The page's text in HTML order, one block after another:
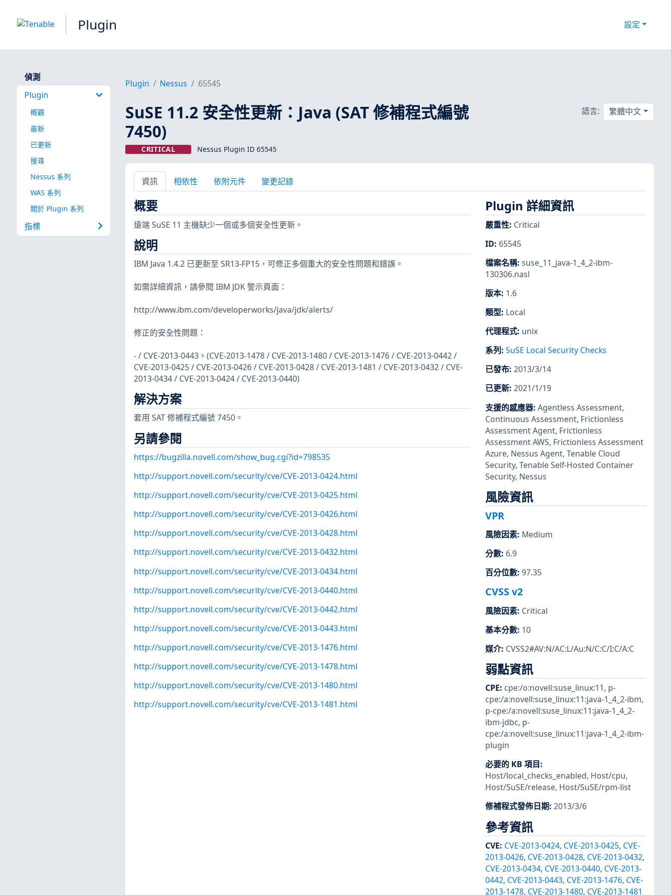
Plugin 設定
偵測
Plugin
概觀
最新
已更新
搜尋
Nessus 系列
WAS 系列
關於 Plugin 系列
指標
Plugin Nessus 65545
SuSE 11.2 安全性更新：Java (SAT 修補程式編號
7450)
CRITICAL Nessus Plugin ID 65545
語言: 繁體中文
資訊 相依性 依附元件 變更記錄
概要
遠端 SuSE 11 主機缺少一個或多個安全性更新。
說明
IBM Java 1.4.2 已更新至 SR13-FP15，可修正多個重大的安全性問題和錯誤。
如需詳細資訊，請參閱 IBM JDK 警示頁面：
http://www.ibm.com/developerworks/java/jdk/alerts/
修正的安全性問題：
- / CVE-2013-0443。(CVE-2013-1478 / CVE-2013-1480 / CVE-2013-1476 / CVE-2013-0442 /
CVE-2013-0425 / CVE-2013-0426 / CVE-2013-0428 / CVE-2013-1481 / CVE-2013-0432 / CVE-
2013-0434 / CVE-2013-0424 / CVE-2013-0440)
解決方案
套用 SAT 修補程式編號 7450。
另請參閱
https://bugzilla.novell.com/show_bug.cgi?id=798535
http://support.novell.com/security/cve/CVE-2013-0424.html
http://support.novell.com/security/cve/CVE-2013-0425.html
http://support.novell.com/security/cve/CVE-2013-0426.html
http://support.novell.com/security/cve/CVE-2013-0428.html
http://support.novell.com/security/cve/CVE-2013-0432.html
http://support.novell.com/security/cve/CVE-2013-0434.html
http://support.novell.com/security/cve/CVE-2013-0440.html
http://support.novell.com/security/cve/CVE-2013-0442.html
http://support.novell.com/security/cve/CVE-2013-0443.html
http://support.novell.com/security/cve/CVE-2013-1476.html
http://support.novell.com/security/cve/CVE-2013-1478.html
http://support.novell.com/security/cve/CVE-2013-1480.html
http://support.novell.com/security/cve/CVE-2013-1481.html
Plugin 詳細資訊
嚴重性: Critical
ID: 65545
檔案名稱: suse_11_java-1_4_2-ibm-
130306.nasl
版本: 1.6
類型: Local
代理程式: unix
系列 : SuSE Local Security Checks
已發布: 2013/3/14
已更新: 2021/1/19
支援的感應器: Agentless Assessment,
Continuous Assessment, Frictionless
Assessment Agent, Frictionless
Assessment AWS, Frictionless Assessment
Azure, Nessus Agent, Tenable Cloud
Security, Tenable Self-Hosted Container
Security, Nessus
風險資訊
VPR
風險因素: Medium
分數: 6.9
百分位數: 97.35
CVSS v2
風險因素: Critical
基本分數: 10
媒介: CVSS2#AV:N/AC:L/Au:N/C:C/I:C/A:C
弱點資訊
CPE: cpe:/o:novell:suse_linux:11, p-
cpe:/a:novell:suse_linux:11:java-1_4_2-ibm,
p-cpe:/a:novell:suse_linux:11:java-1_4_2-
ibm-jdbc, p-
cpe:/a:novell:suse_linux:11:java-1_4_2-ibm-
plugin
必要的 KB 項目:
Host/local_checks_enabled, Host/cpu,
Host/SuSE/release, Host/SuSE/rpm-list
修補程式發佈日期: 2013/3/6
參考資訊
CVE: CVE-2013-0424, CVE-2013-0425, CVE-
2013-0426, CVE-2013-0428, CVE-2013-0432,
CVE-2013-0434, CVE-2013-0440, CVE-2013-
0442, CVE-2013-0443, CVE-2013-1476, CVE-
2013-1478, CVE-2013-1480, CVE-2013-1481